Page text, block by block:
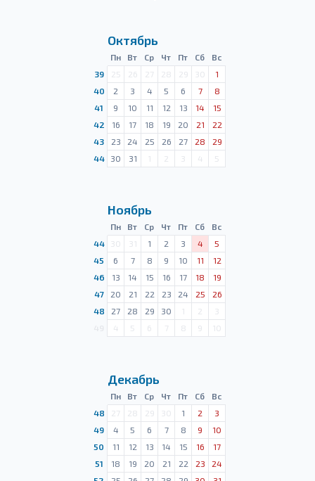
Октябрь
Пн Вт Ср Чт Пт Сб
Вс
39
25 26 27 28 29 30
1
40
2 3 4 5 6 7
8
41
9 10 11 12 13 14
15
42
16 17 18 19 20 21
22
43
23 24 25 26 27 28
29
44
30 31 1 2 3 4 5
Ноябрь
Пн Вт Ср Чт Пт Сб
Вс
44
30 31 1 2 3 4
5
45
6 7 8 9 10 11
12
46
13 14 15 16 17 18
19
47
20 21 22 23 24 25
26
48
27 28 29 30 1 2
3
4 5 6 7 8 9 10
Декабрь
Пн Вт Ср Чт Пт Сб
Вс
48
27 28 29 30 1 2
3
49
4 5 6 7 8 9
10
50
11 12 13 14 15 16
17
51
18 19 20 21 22 23
24